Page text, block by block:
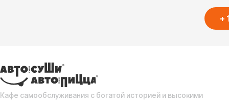
+
Кафе самообслуживания с богатой историей и высокими